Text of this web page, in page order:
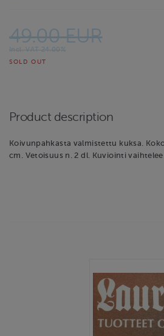
49.00 EUR
Incl. VAT 24.00%
SOLD OUT
Product description
Koivunpahkasta valmistettu kuksa.
cm. Vetoisuus n. 2 dl. Kuviointi